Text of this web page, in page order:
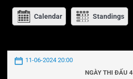
Calendar Standings
11-06-2024 20:00
NGÀY THI ĐẤU 4